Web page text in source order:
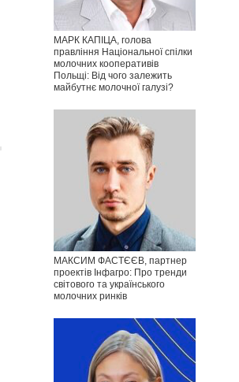
МАРК КАПІЦА, голова
правління Національної спілки
молочних кооперативів
Польщі: Від чого залежить
майбутнє молочної галузі?
МАКСИМ ФАСТЄЄВ, партнер
проектів Інфагро: Про тренди
світового та українського
молочних ринків